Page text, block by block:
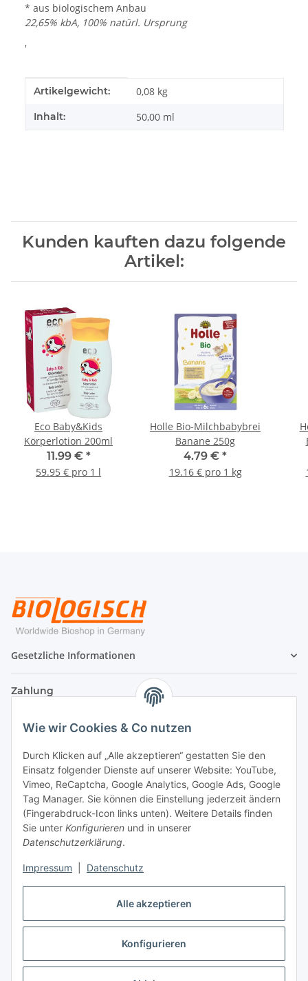
Alle akzeptieren
Konfigurieren
Wie wir Cookies & Co nutzen
Durch Klicken auf „Alle akzeptieren“ gestatten Sie den
Einsatz folgender Dienste auf unserer Website: YouTube,
Vimeo, ReCaptcha, Google Analytics, Google Ads, Google
Tag Manager. Sie können die Einstellung jederzeit ändern
(Fingerabdruck-Icon links unten). Weitere Details finden
Sie unter Konfigurieren und in unserer
Datenschutzerklärung.
Impressum Datenschutz
* aus biologischem Anbau
22,65% kbA, 100% natürl. Ursprung
'
Produkteigenschaft
Wert
Artikelgewicht: 0,08 kg
Inhalt: 50,00 ml
Kunden kauften dazu folgende
Artikel:
Eco Baby&Kids
Körperlotion 200ml
11.99 € *
59.95 € pro 1 l
Holle Bio-Milchbabybrei
Banane 250g
4.79 € *
19.16 € pro 1 kg
Gesetzliche Informationen
Zahlung
Versand
Vertrag widerrufen
* Alle Preise inkl. gesetzlicher USt., zzgl.